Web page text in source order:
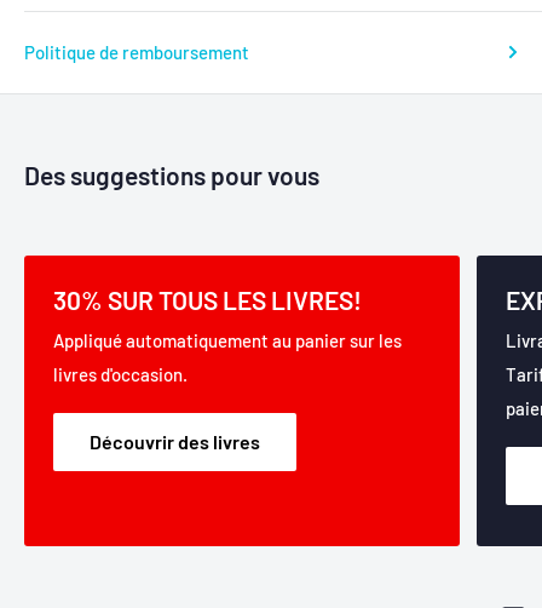
Politique de remboursement
Des suggestions pour vous
30% SUR TOUS LES LIVRES!
Appliqué automatiquement au panier sur les
livres d'occasion.
Découvrir des livres